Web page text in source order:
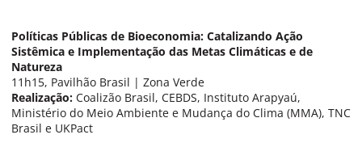
Políticas Públicas de Bioeconomia: Catalizando Ação
Sistêmica e Implementação das Metas Climáticas e de
Natureza
11h15, Pavilhão Brasil | Zona Verde
Realização: Coalizão Brasil, CEBDS, Instituto Arapyaú,
Ministério do Meio Ambiente e Mudança do Clima (MMA), TNC
Brasil e UKPact